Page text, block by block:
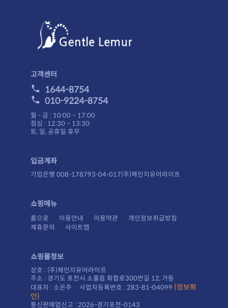
고객센터
1644-8754
010-9224-8754
월 - 금 : 10:00 ~ 17:00
점심 : 12:30 ~ 13:30
토, 일, 공휴일 휴무
입금계좌
기업은행 008-178793-04-017(주)체인지유어라이프
쇼핑메뉴
홈으로 이용안내 이용약관
개인정보취급방침
제휴문의
사이트맵
쇼핑몰정보
상호 : (주)체인지유어라이프
주소 : 경기도 포천시 소홀읍 화합로300번길 12, 가동
대표자 : 소은주 사업자등록번호 : 283-81-04099
인)
통신판매업신고 : 2026-경기포천-0143